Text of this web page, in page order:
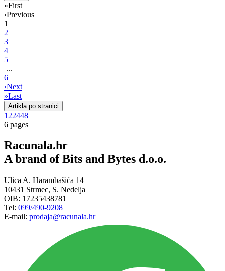
«First
‹Previous
1
2
3
4
5
...
6
›Next
»Last
Artikla po stranici
122448
6 pages
Racunala.hr
A brand of Bits and Bytes d.o.o.
Ulica A. Harambašića 14
10431 Strmec, S. Nedelja
OIB: 17235438781
Tel: 099/490-9208
E-mail: prodaja@racunala.hr